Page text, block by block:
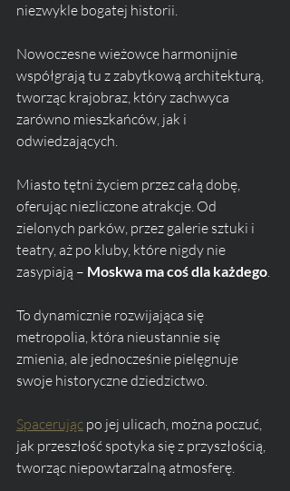
niezwykle bogatej historii.
Nowoczesne wieżowce harmonijnie
współgrają tu z zabytkową architekturą,
tworząc krajobraz, który zachwyca
zarówno mieszkańców, jak i
odwiedzających.
Miasto tętni życiem przez całą dobę,
oferując niezliczone atrakcje. Od
zielonych parków, przez galerie sztuki i
teatry, aż po kluby, które nigdy nie
zasypiają – Moskwa ma coś dla każdego.
To dynamicznie rozwijająca się
metropolia, która nieustannie się
zmienia, ale jednocześnie pielęgnuje
swoje historyczne dziedzictwo.
Spacerując po jej ulicach, można poczuć,
jak przeszłość spotyka się z przyszłością,
tworząc niepowtarzalną atmosferę.